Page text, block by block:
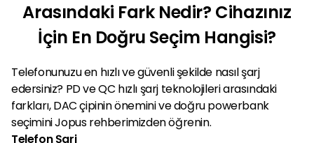
Arasındaki Fark Nedir? Cihazınız
İçin En Doğru Seçim Hangisi?
Telefonunuzu en hızlı ve güvenli şekilde nasıl şarj
edersiniz? PD ve QC hızlı şarj teknolojileri arasındaki
farkları, DAC çipinin önemini ve doğru powerbank
seçimini Jopus rehberimizden öğrenin.
Telefon Şarj